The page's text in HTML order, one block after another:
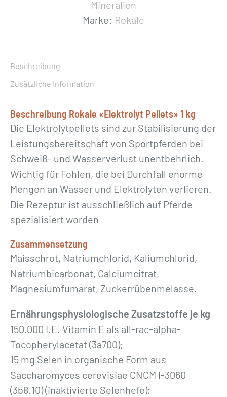
o
t
P
e
l
l
e
t
1
k
g
M
n
g
e
Mineralien
Marke: Rokale
Beschreibung
Zusätzliche Information
Beschreibung Rokale «Elektrolyt Pellets» 1 kg
Die Elektrolytpellets sind zur Stabilisierung der
Leistungsbereitschaft von Sportpferden bei
Schweiß- und Wasserverlust unentbehrlich.
Wichtig für Fohlen, die bei Durchfall enorme
Mengen an Wasser und Elektrolyten verlieren.
Die Rezeptur ist ausschließlich auf Pferde
spezialisiert worden
Zusammensetzung
Maisschrot, Natriumchlorid, Kaliumchlorid,
Natriumbicarbonat, Calciumcitrat,
Magnesiumfumarat, Zuckerrübenmelasse.
Ernährungsphysiologische Zusatzstoffe je kg
150.000 I.E. Vitamin E als all-rac-alpha-
Tocopherylacetat (3a700);
15 mg Selen in organische Form aus
Saccharomyces cerevisiae CNCM I-3060
(3b8.10) (inaktivierte Selenhefe);